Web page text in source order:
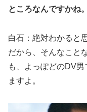
ところなんですかね。
白石：絶対わかると
だから、そんなこと
も、よっぽどのDV
ますよ。